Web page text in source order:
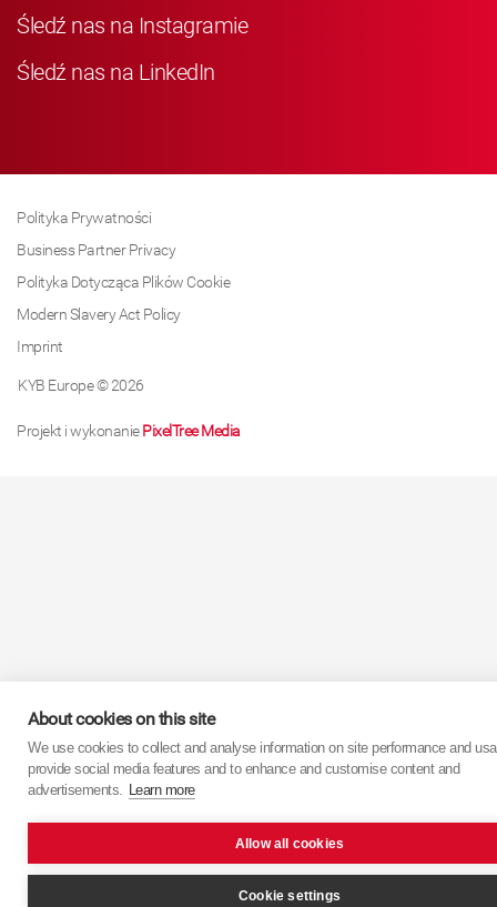
Śledź nas na Instagramie
Śledź nas na LinkedIn
Polityka Prywatności
Business Partner Privacy
Polityka Dotycząca Plików Cookie
Modern Slavery Act Policy
Imprint
KYB Europe © 2026
Projekt i wykonaniePixelTree Media
About cookies on this site
We use cookies to collect and analyse information on site performance and
provide social media features and to enhance and customise content and
advertisements. Learn more
Allow all cookies
Cookie settings